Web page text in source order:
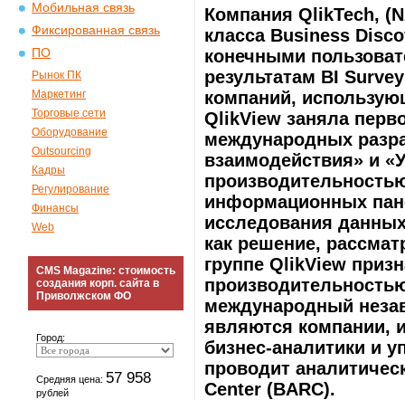
Мобильная связь
Фиксированная связь
ПО
Рынок ПК
Маркетинг
Торговые сети
Оборудование
Outsourcing
Кадры
Регулирование
Финансы
Web
CMS Magazine: стоимость
создания корп. сайта в
Приволжском ФО
Город:
Средняя цена: 57 958
рублей
Компания QlikTech,
класса Business
конечными
результатам BI
компаний,
QlikView заняла
международных
взаимодействия» и
информационных
исследования
как решение,
группе QlikView
международный
являются компании,
бизнес-аналитики и
проводит
Center (BARC).